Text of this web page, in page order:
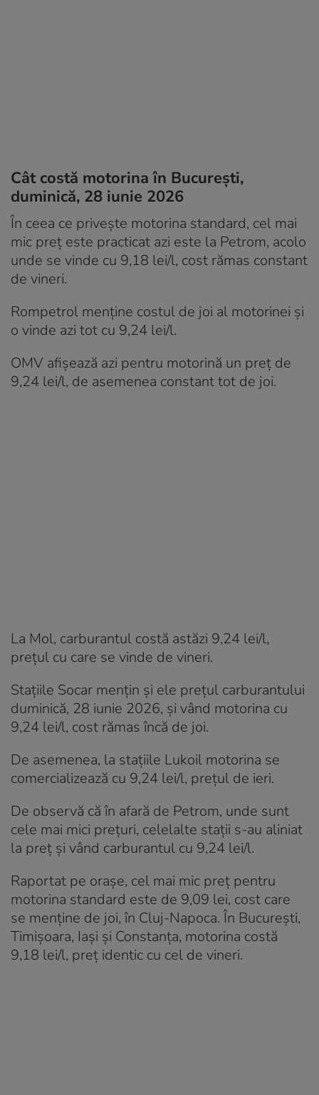
Cât costă motorina în București,
duminică, 28 iunie 2026
În ceea ce privește motorina standard, cel mai
mic preț este practicat azi este la Petrom, acolo
unde se vinde cu 9,18 lei/l, cost rămas constant
de vineri.
Rompetrol menține costul de joi al motorinei și
o vinde azi tot cu 9,24 lei/l.
OMV afișează azi pentru motorină un preț de
9,24 lei/l, de asemenea constant tot de joi.
La Mol, carburantul costă astăzi 9,24 lei/l,
prețul cu care se vinde de vineri.
Stațiile Socar mențin și ele prețul carburantului
duminică, 28 iunie 2026, și vând motorina cu
9,24 lei/l, cost rămas încă de joi.
De asemenea, la stațiile Lukoil motorina se
comercializează cu 9,24 lei/l, prețul de ieri.
De observă că în afară de Petrom, unde sunt
cele mai mici prețuri, celelalte stații s-au aliniat
la preț și vând carburantul cu 9,24 lei/l.
Raportat pe orașe, cel mai mic preț pentru
motorina standard este de 9,09 lei, cost care
se menține de joi, în Cluj-Napoca. În București,
Timișoara, Iași și Constanța, motorina costă
9,18 lei/l, preț identic cu cel de vineri.